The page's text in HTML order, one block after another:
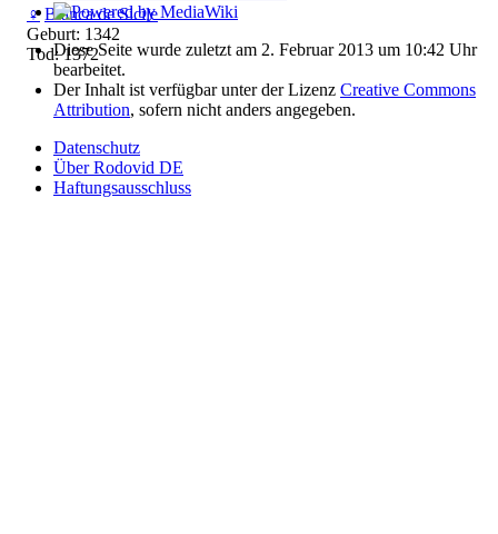
♀ Bianca de Sicile
Geburt: 1342
Tod: 1372
Diese Seite wurde zuletzt am 2. Februar 2013 um 10:42 Uhr
bearbeitet.
Der Inhalt ist verfügbar unter der Lizenz Creative Commons
Attribution, sofern nicht anders angegeben.
Datenschutz
Über Rodovid DE
Haftungsausschluss